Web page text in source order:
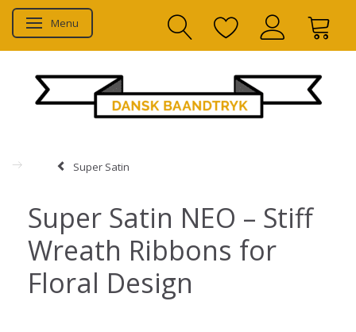
Toggle navigation
Menu
Super Satin
Super Satin NEO – Stiff
Wreath Ribbons for
Floral Design